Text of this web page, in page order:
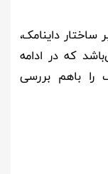
ساختار داینامک،
که در ادامه
را باهم بررسی